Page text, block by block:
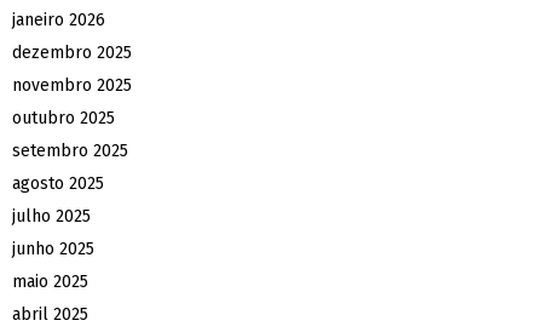
janeiro 2026
dezembro 2025
novembro 2025
outubro 2025
setembro 2025
agosto 2025
julho 2025
junho 2025
maio 2025
abril 2025